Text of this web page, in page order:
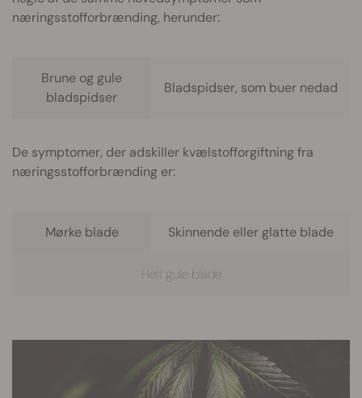
næringsstofforbrænding, herunder:
Brune og gule
bladspidser
Bladspidser, som buer nedad
De symptomer, der adskiller kvælstofforgiftning fra
næringsstofforbrænding er:
Mørke blade Skinnende eller glatte blade
Helt gule blade